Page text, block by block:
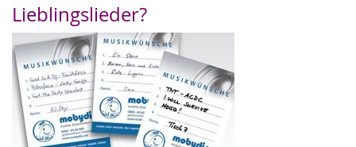
Lieblingslieder?